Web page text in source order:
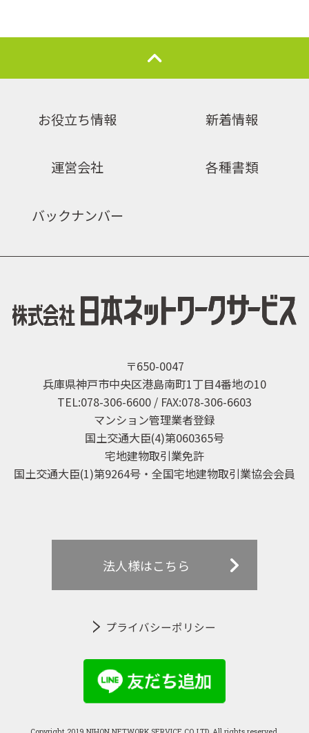
お役立ち情報 新着情報
運営会社 各種書類
バックナンバー
〒650-0047
兵庫県神戸市中央区港島南町1丁目4番地の10
TEL:078-306-6600 / FAX:078-306-6603
マンション管理業者登録
国土交通大臣(4)第060365号
宅地建物取引業免許
国土交通大臣(1)第9264号・全国宅地建物取引業協会会員
法人様はこちら
プライバシーポリシー